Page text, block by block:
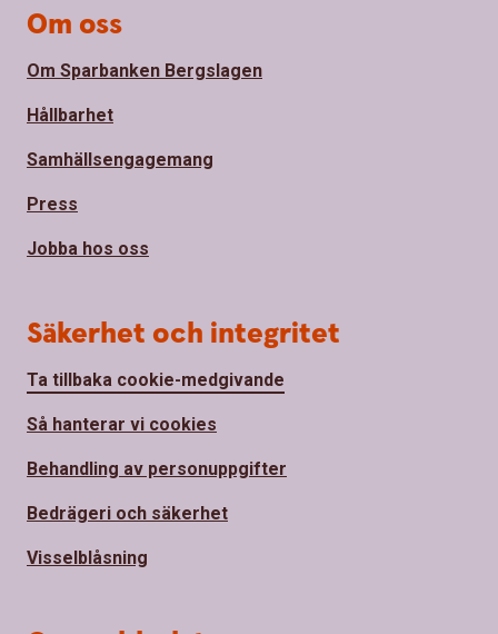
Om oss
Om Sparbanken Bergslagen
Hållbarhet
Samhällsengagemang
Press
Jobba hos oss
Säkerhet och integritet
Ta tillbaka cookie-medgivande
Så hanterar vi cookies
Behandling av personuppgifter
Bedrägeri och säkerhet
Visselblåsning